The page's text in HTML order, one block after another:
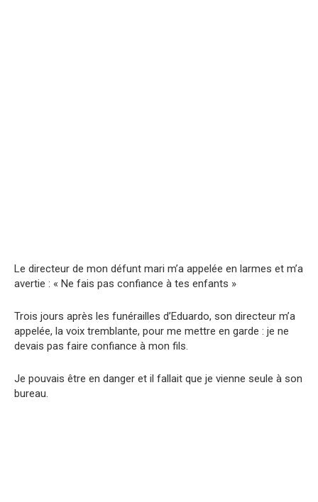
Le directeur de mon défunt mari m’a appelée en larmes et m’a
avertie : « Ne fais pas confiance à tes enfants »
Trois jours après les funérailles d’Eduardo, son directeur m’a
appelée, la voix tremblante, pour me mettre en garde : je ne
devais pas faire confiance à mon fils.
Je pouvais être en danger et il fallait que je vienne seule à son
bureau.